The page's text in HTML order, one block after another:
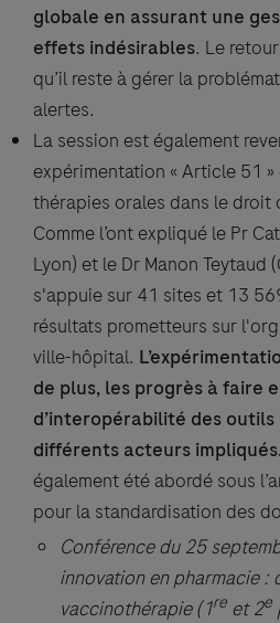
globale en assurant une
effets indésirables. Le
qu’il reste à gérer la
alertes.
La session est également
expérimentation « Article 51
thérapies orales dans le droit
Comme l’ont expliqué le Pr
Lyon) et le Dr Manon Teytaud
s'appuie sur 41 sites et 13
résultats prometteurs sur
ville-hôpital.
de plus, les progrès à faire
d’interopérabilité des outils
différents acteurs
également été abordé sous
pour la standardisation des
Conférence du 25
innovation en pharmacie :
vaccinothérapie (1re et 2e